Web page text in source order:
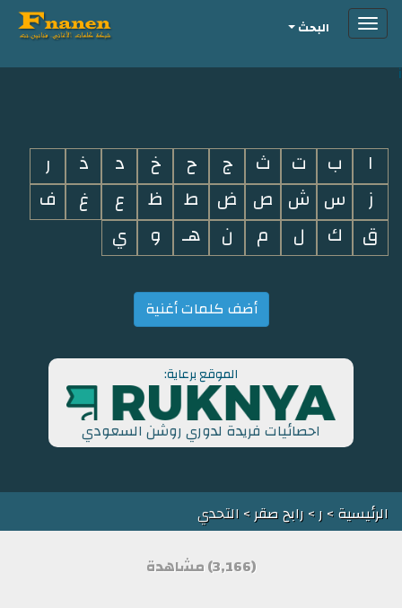
i
Toggleالبحث
ا ب ت ث ج ح خ د ذ
ر
ز
س ش ص ض ط ظ ع غ
ف
ق
ك ل م ن هـ و ي
أضف كلمات أغنية
الموقع برعاية:
احصائيات فريدة لدوري روشن السعودي
الرئيسية> ر> رابح صقر> التحدي
(3,166) مشاهدة